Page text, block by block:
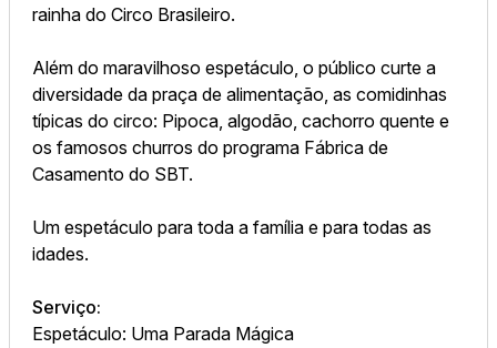
rainha do Circo Brasileiro.
Além do maravilhoso espetáculo, o público curte a
diversidade da praça de alimentação, as comidinhas
típicas do circo: Pipoca, algodão, cachorro quente e
os famosos churros do programa Fábrica de
Casamento do SBT.
Um espetáculo para toda a família e para todas as
idades.
Serviço:
Espetáculo: Uma Parada Mágica